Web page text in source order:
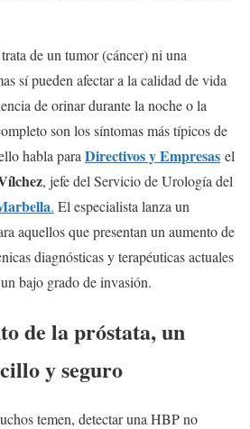
de un tumor (cáncer) ni una
sí pueden afectar a la calidad de vida
de orinar durante la noche o la
son los síntomas más típicos de
habla para Directivos y Empresas el
, jefe del Servicio de Urología del
. El especialista lanza un
aquellos que presentan un aumento de
diagnósticas y terapéuticas actuales
bajo grado de invasión.
de la próstata, un
y seguro
temen, detectar una HBP no